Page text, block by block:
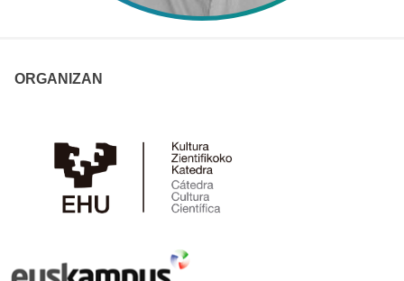
ORGANIZAN